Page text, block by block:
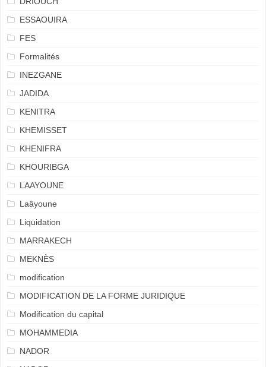
ESSAOUIRA
FES
Formalités
INEZGANE
JADIDA
KENITRA
KHEMISSET
KHENIFRA
KHOURIBGA
LAAYOUNE
Laâyoune
Liquidation
MARRAKECH
MEKNÈS
modification
MODIFICATION DE LA FORME JURIDIQUE
Modification du capital
MOHAMMEDIA
NADOR